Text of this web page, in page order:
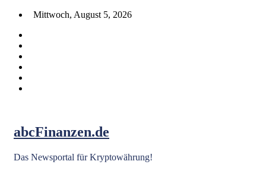
Skip
content
Mittwoch, August 5, 2026
abcFinanzen.de
Das Newsportal für Kryptowährung!